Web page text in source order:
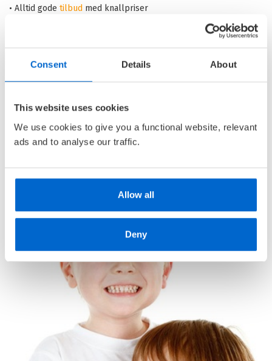
Consent Details About
This website uses cookies
We use cookies to give you a functional website, relevant
ads and to analyse our traffic.
Allow all
Deny
Antall sider: 199
Læreplan:
L97
Naturfag, Samfunnsfag
Nivå:
4. trinn
• Alltid gode tilbud med knallpriser
Bli bokklubbmedlem
• Alderstilpasset bokutvalg
• Unikemedlemskuppmed opptil 80 % rabatt